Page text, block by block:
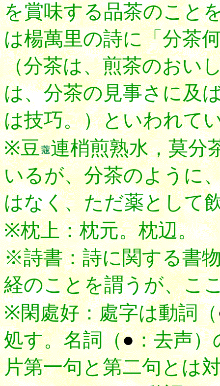
を賞味する品茶のこと
は楊萬里の詩に「分茶
（分茶は、煎茶のおい
は、分茶の見事さに及
は技巧。）といわれて
※豆 連梢煎熟水，莫分
いるが、分茶のように
はなく、ただ薬として
※枕上：枕元。枕辺。
※詩書：詩に関する書
経のことを謂うが、こ
※閑處好：處字は動詞（
処す。名詞（●：去声）
片第一句と第二句とは